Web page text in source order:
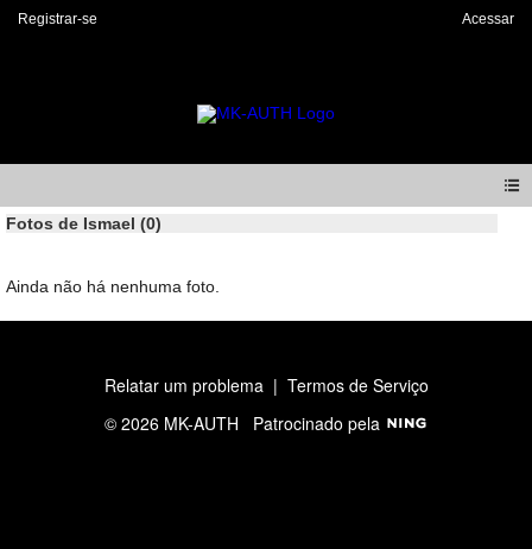
Registrar-se Acessar
Fotos de Ismael (0)
Ainda não há nenhuma foto.
Relatar um problema| Termos de Serviço
© 2026 MK-AUTH Patrocinado pela